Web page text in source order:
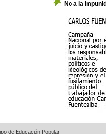
No a la
de Educación Popular